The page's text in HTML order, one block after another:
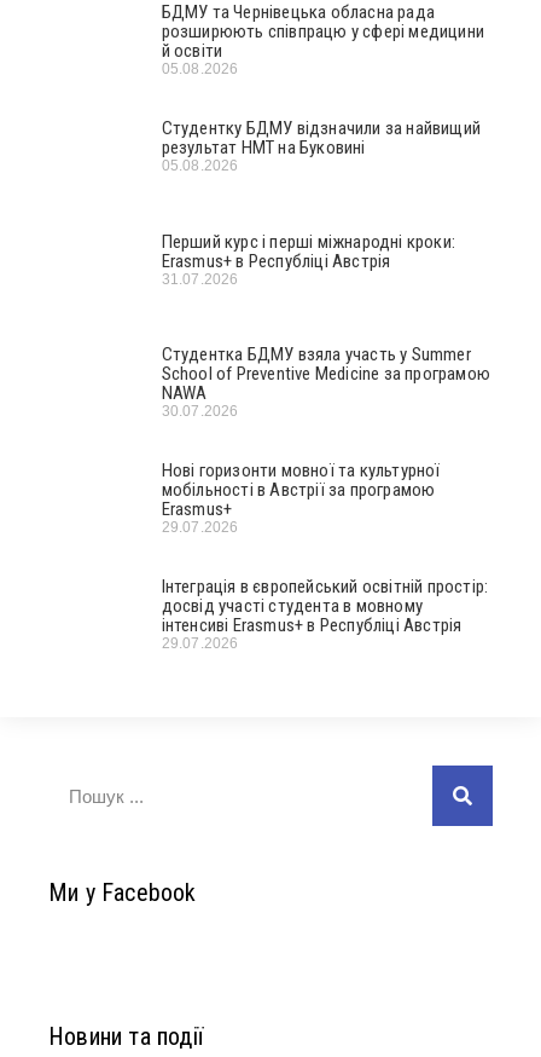
БДМУ та Чернівецька обласна рада
розширюють співпрацю у сфері медицини
й освіти
05.08.2026
Студентку БДМУ відзначили за найвищий
результат НМТ на Буковині
05.08.2026
Перший курс і перші міжнародні кроки:
Erasmus+ в Республіці Австрія
31.07.2026
Студентка БДМУ взяла участь у Summer
School of Preventive Medicine за програмою
NAWA
30.07.2026
Нові горизонти мовної та культурної
мобільності в Австрії за програмою
Erasmus+
29.07.2026
Інтеграція в європейський освітній простір:
досвід участі студента в мовному
інтенсиві Erasmus+ в Республіці Австрія
29.07.2026
Ми у Facebook
Новини та події